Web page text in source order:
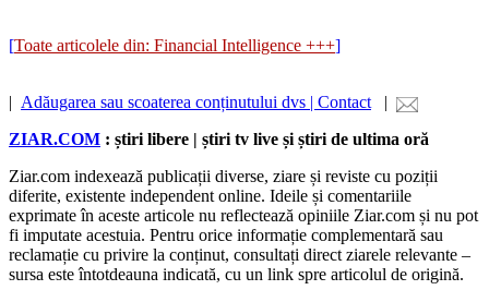
[Toate articolele din: Financial Intelligence +++]
| Adăugarea sau scoaterea conținutului dvs | Contact |
ZIAR.COM : știri libere | știri tv live și știri de ultima oră
Ziar.com indexează publicații diverse, ziare și reviste cu poziții
diferite, existente independent online. Ideile și comentariile
exprimate în aceste articole nu reflectează opiniile Ziar.com și nu pot
fi imputate acestuia. Pentru orice informație complementară sau
reclamație cu privire la conținut, consultați direct ziarele relevante –
sursa este întotdeauna indicată, cu un link spre articolul de origină.